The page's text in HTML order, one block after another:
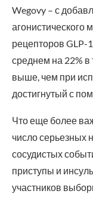
Wegovy – с
агонистического
рецепторов GLP-
среднем на 22% в
выше, чем при
достигнутый с
Что еще более
число серьезных
сосудистых
приступы и
участников